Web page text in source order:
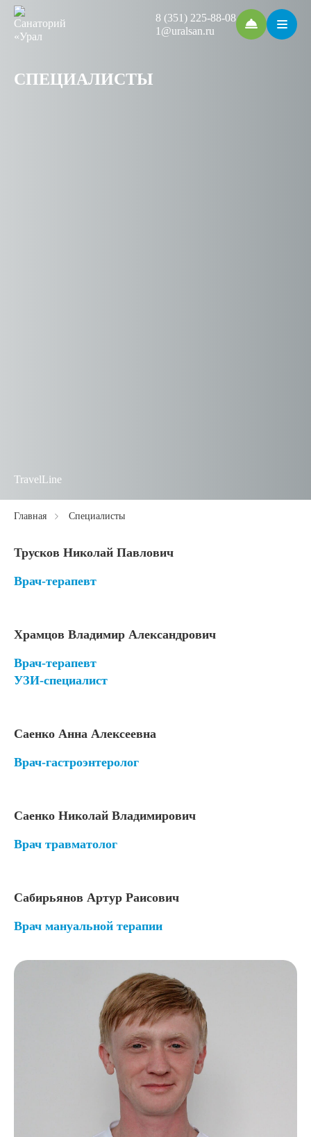
8 (351) 225-88-08
1@uralsan.ru
СПЕЦИАЛИСТЫ
TravelLine
Главная Специалисты
Трусков Николай Павлович
Врач-терапевт
Храмцов Владимир Александрович
Врач-терапевт
УЗИ-специалист
Саенко Анна Алексеевна
Врач-гастроэнтеролог
Саенко Николай Владимирович
Врач травматолог
Сабирьянов Артур Раисович
Врач мануальной терапии